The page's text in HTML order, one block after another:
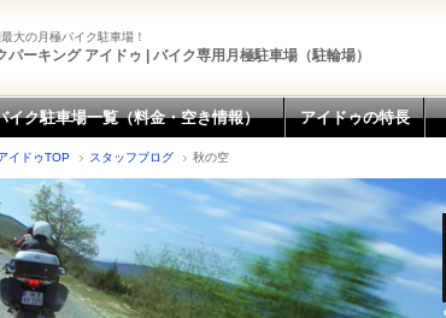
大の月極バイク駐車場！
パーキング アイドゥ | バイク専用月極駐車場（駐輪場）
イク駐車場一覧（料金・空き情報） アイドゥの特長
イドゥTOP スタッフブログ 秋の空